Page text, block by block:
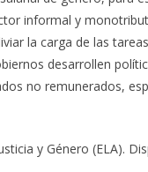
informal y
la carga de las
desarrollen
no remunerados,
y Género (ELA).